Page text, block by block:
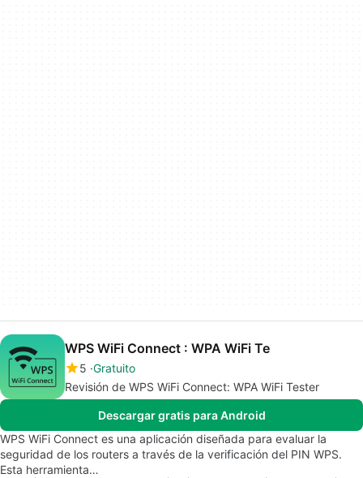
WPS WiFi Connect : WPA WiFi Te
5 Gratuito
Revisión de WPS WiFi Connect: WPA WiFi Tester
Descargar gratis para Android
WPS WiFi Connect es una aplicación diseñada para evaluar la
seguridad de los routers a través de la verificación del PIN WPS.
Esta herramienta…